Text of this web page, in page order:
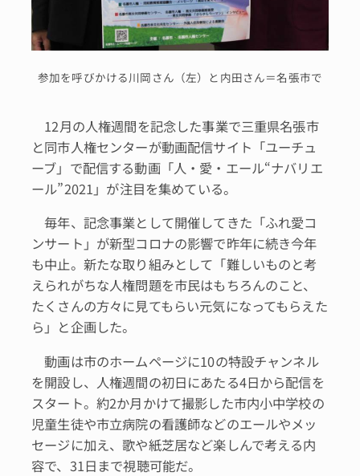
参加を呼びかける川岡さん（左）と内田さん＝名張市で
12月の人権週間を記念した事業で三重県名張市
と同市人権センターが動画配信サイト「ユーチュ
ーブ」で配信する動画「人・愛・エール“ナバリエ
ール”2021」が注目を集めている。
毎年、記念事業として開催してきた「ふれ愛コ
ンサート」が新型コロナの影響で昨年に続き今年
も中止。新たな取り組みとして「難しいものと考
えられがちな人権問題を市民はもちろんのこと、
たくさんの方々に見てもらい元気になってもらえた
ら」と企画した。
動画は市のホームページに10の特設チャンネル
を開設し、人権週間の初日にあたる4日から配信を
スタート。約2か月かけて撮影した市内小中学校の
児童生徒や市立病院の看護師などのエールやメッ
セージに加え、歌や紙芝居など楽しんで考える内
容で、31日まで視聴可能だ。